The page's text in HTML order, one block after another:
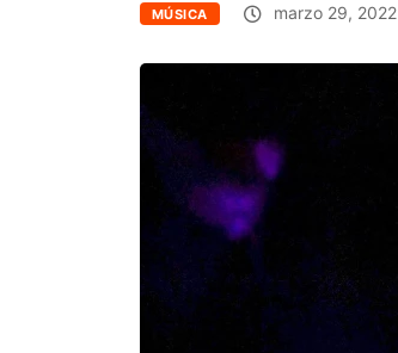
MÚSICA marzo 29, 2022